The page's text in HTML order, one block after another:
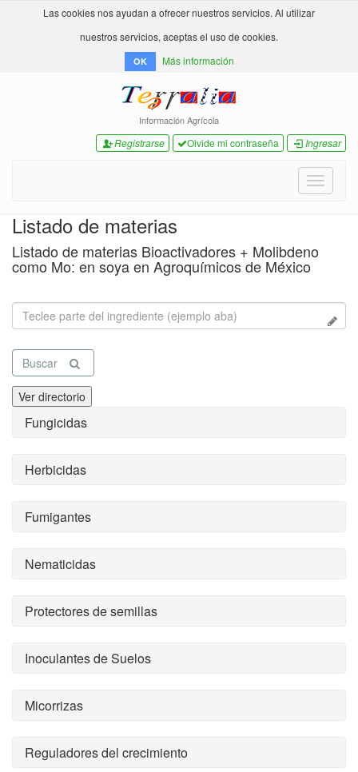
Las cookies nos ayudan a ofrecer nuestros servicios. Al utilizar
nuestros servicios, aceptas el uso de cookies.
OK Más información
Información Agrícola
Registrarse Olvide mi contraseña Ingresar
Toggle
Listado de materias
Listado de materias Bioactivadores + Molibdeno
como Mo: en soya en Agroquímicos de México
Buscar
Ver directorio
Fungicidas
Herbicidas
Fumigantes
Nematicidas
Protectores de semillas
Inoculantes de Suelos
Micorrizas
Reguladores del crecimiento